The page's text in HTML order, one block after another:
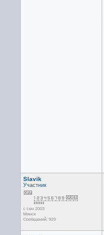
Slavik
Участник
с сен 2003
Минск
Сообщений: 929